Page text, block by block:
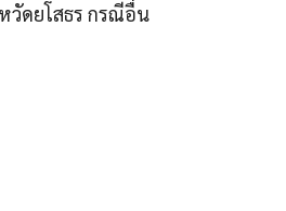
วัดยโสธร กรณีอื่น